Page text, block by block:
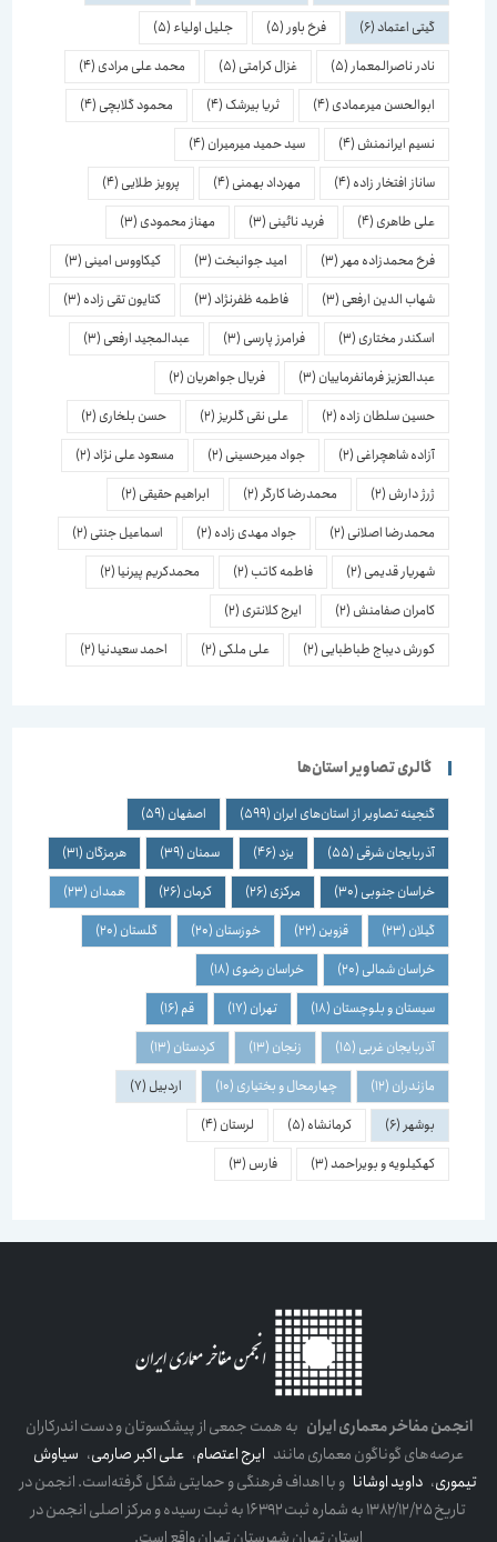
گیتی اعتماد(6) فرخ باور (5) جلیل اولیاء(5)
نادر ناصرالمعمار(5) غزال کرامتی(5) محمد علی مرادی(4)
ابوالحسن میرعمادی(4) ثریا بیرشک(4) محمود گلابچی(4)
نسیم ایرانمنش(4) سید حمید میرمیران(4)
ساناز افتخار زاده(4) مهرداد بهمنی(4) پرویز طلایی(4)
علی طاهری(4) فرید نائینی(3) مهناز محمودی(3)
فرخ محمدزاده مهر (3) امید جوانبخت(3) کیکاووس امینی(3)
شهاب الدین ارفعی(3) فاطمه ظفرنژاد(3) کتایون تقی زاده(3)
اسكندر مختاری(3) فرامرز پارسی(3) عبدالمجید ارفعی(3)
عبدالعزیز فرمانفرماییان(3) فریال جواهریان(2)
حسین سلطان زاده(2) علی نقی گلریز(2) حسن بلخاری(2)
آزاده شاهچراغی(2) جواد میرحسینی(2) مسعود علی نژاد (2)
ژرژ دارش(2) محمدرضا کارگر(2) ابراهیم حقیقی(2)
محمدرضا اصلانی(2) جواد مهدی زاده(2) اسماعیل جنتی(2)
شهریار قدیمی(2) فاطمه کاتب(2) محمدکریم پیرنیا(2)
کامران صفامنش(2) ایرج کلانتری(2)
کورش دیباج طباطبایی(2) علی ملکی(2) احمد سعیدنیا(2)
گالری تصاویر استان‌ها
گنجینه تصاویر از استان‌های ایران(599) اصفهان(59)
آذربایجان شرقی(55)
(46) سمنان(39) هرمزگان(31)
خراسان جنوبی(30) مرکزی(26) کرمان(26) همدان(23)
گیلان(23) قزوین(22) خوزستان(20) گلستان(20)
خراسان شمالی(20) خراسان رضوی(18)
سیستان و بلوچستان(18) تهران(17)
(16)
آذربایجان غربی(15) زنجان(13) کردستان(13)
مازندران(12) چهارمحال و بختیاری(10) اردبیل(7)
بوشهر(6) کرمانشاه(5) لرستان(4)
کهکیلویه و بویراحمد(3) فارس(3)
انجمن مفاخر معماری ایرانبه همت جمعی از پیشکسوتان و دست اندرکاران
عرصه‌های گوناگون معماری مانندایرج اعتصام،علی اکبر صارمی،سیاوش
تیموری،داوید اوشاناو با اهداف فرهنگی و حمایتی شکل گرفته‌است. انجمن در
تاریخ ۱۳۸۲/۱۲/۲۵ به شماره ثبت ۱۶۳۹۲ به ثبت رسیده و مرکز اصلی انجمن در